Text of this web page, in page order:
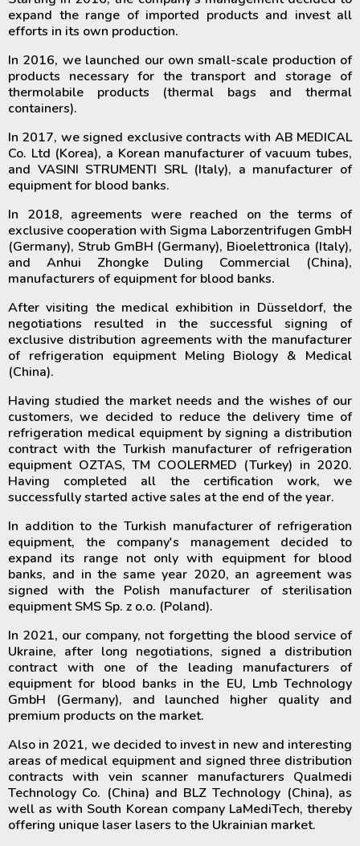
expand the range of imported products and invest all
efforts in its own production.
In 2016, we launched our own small-scale production of
products necessary for the transport and storage of
thermolabile products (thermal bags and thermal
containers).
In 2017, we signed exclusive contracts with AB MEDICAL
Co. Ltd (Korea), a Korean manufacturer of vacuum tubes,
and VASINI STRUMENTI SRL (Italy), a manufacturer of
equipment for blood banks.
In 2018, agreements were reached on the terms of
exclusive cooperation with Sigma Laborzentrifugen GmbH
(Germany), Strub GmBH (Germany), Bioelettronica (Italy),
and Anhui Zhongke Duling Commercial (China),
manufacturers of equipment for blood banks.
After visiting the medical exhibition in Düsseldorf, the
negotiations resulted in the successful signing of
exclusive distribution agreements with the manufacturer
of refrigeration equipment Meling Biology & Medical
(China).
Having studied the market needs and the wishes of our
customers, we decided to reduce the delivery time of
refrigeration medical equipment by signing a distribution
contract with the Turkish manufacturer of refrigeration
equipment OZTAS, TM COOLERMED (Turkey) in 2020.
Having completed all the certification work, we
successfully started active sales at the end of the year.
In addition to the Turkish manufacturer of refrigeration
equipment, the company's management decided to
expand its range not only with equipment for blood
banks, and in the same year 2020, an agreement was
signed with the Polish manufacturer of sterilisation
equipment SMS Sp. z o.o. (Poland).
In 2021, our company, not forgetting the blood service of
Ukraine, after long negotiations, signed a distribution
contract with one of the leading manufacturers of
equipment for blood banks in the EU, Lmb Technology
GmbH (Germany), and launched higher quality and
premium products on the market.
Also in 2021, we decided to invest in new and interesting
areas of medical equipment and signed three distribution
contracts with vein scanner manufacturers Qualmedi
Technology Co. (China) and BLZ Technology (China), as
well as with South Korean company LaMediTech, thereby
offering unique laser lasers to the Ukrainian market.